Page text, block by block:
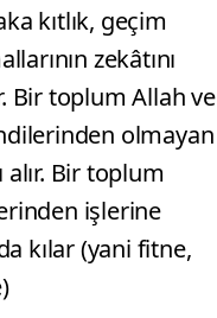
kıtlık, geçim
zekâtını
Bir toplum Allah ve
olmayan
Bir toplum
işlerine
kılar (yani fitne,